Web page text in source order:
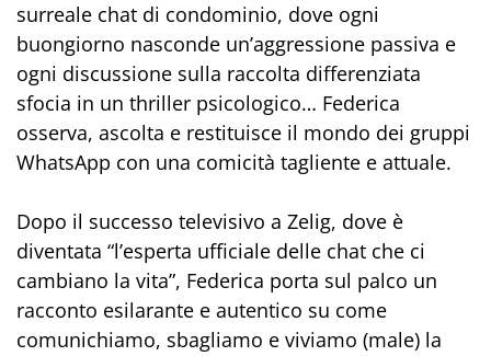
surreale chat di condominio, dove ogni
buongiorno nasconde un’aggressione passiva e
ogni discussione sulla raccolta differenziata
sfocia in un thriller psicologico… Federica
osserva, ascolta e restituisce il mondo dei gruppi
WhatsApp con una comicità tagliente e attuale.
Dopo il successo televisivo a Zelig, dove è
diventata “l’esperta ufficiale delle chat che ci
cambiano la vita”, Federica porta sul palco un
racconto esilarante e autentico su come
comunichiamo, sbagliamo e viviamo (male) la